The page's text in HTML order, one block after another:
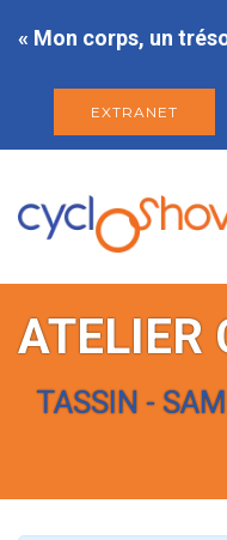
« Mon corps, un
EXTRANET
ATELIER
TASSIN -